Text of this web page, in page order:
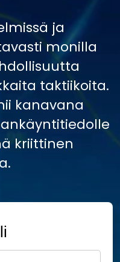
ja
monilla
taktiikoita.
kanavana
kriittinen